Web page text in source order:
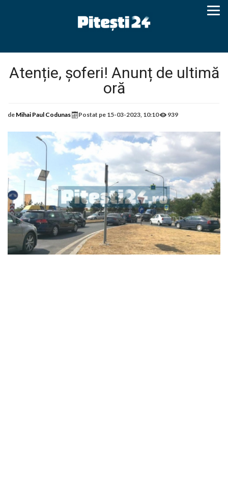
Atenție, șoferi! Anunț de ultimă
oră
de Mihai Paul Codunas Postat pe 15-03-2023, 10:10 939